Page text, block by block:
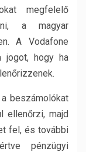
megfelelő
a magyar
A Vodafone
jogot, hogy ha
beszámolókat
ellenőrzi, majd
fel, és további
pénzügyi